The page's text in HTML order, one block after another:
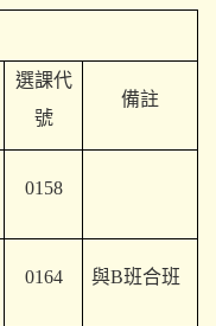
選課代
號
備註
0158
0164 與B班合班